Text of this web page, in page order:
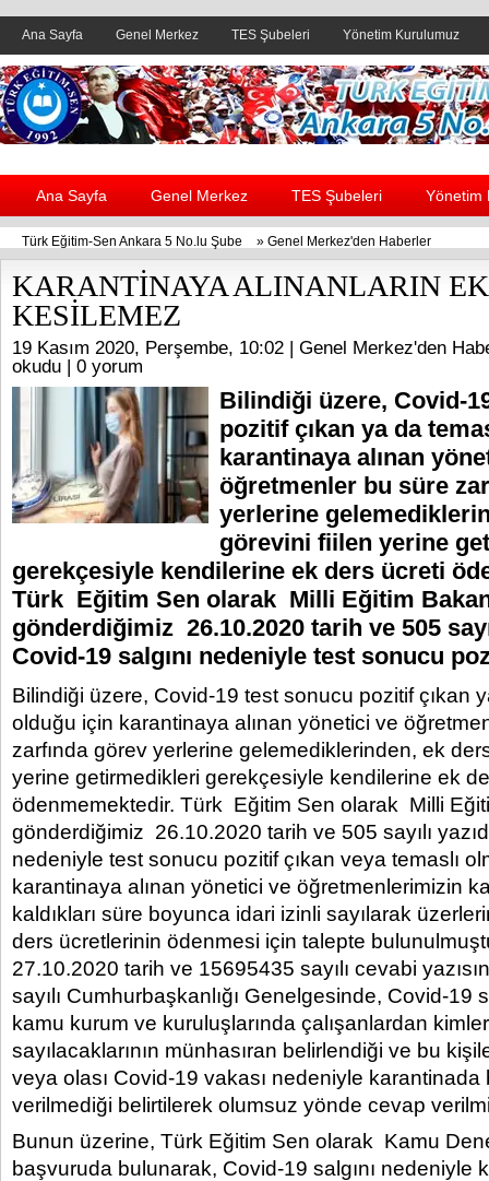
Ana Sayfa Genel Merkez TES Şubeleri Yönetim Kurulumuz
Header yanı reklam alanı
Ana Sayfa Genel Merkez TES Şubeleri Yönetim
Türk Eğitim-Sen Ankara 5 No.lu Şube » Genel Merkez'den Haberler
KARANTİNAYA ALINANLARIN
KESİLEMEZ
19 Kasım 2020, Perşembe, 10:02 | Genel Merkez'den
okudu | 0 yorum
Bilindiği üzere, Covid-
pozitif çıkan ya da
karantinaya alınan
öğretmenler bu süre
yerlerine
görevini fiilen yerine
gerekçesiyle kendilerine ek ders ücreti
Türk Eğitim Sen olarak Milli Eğitim
gönderdiğimiz 26.10.2020 tarih ve 505
Covid-19 salgını nedeniyle test sonucu
Bilindiği üzere, Covid-19 test sonucu pozitif çıkan
olduğu için karantinaya alınan yönetici ve
zarfında görev yerlerine gelemediklerinden, ek
yerine getirmedikleri gerekçesiyle kendilerine ek
ödenmemektedir. Türk Eğitim Sen olarak Milli
gönderdiğimiz 26.10.2020 tarih ve 505 sayılı
nedeniyle test sonucu pozitif çıkan veya temaslı
karantinaya alınan yönetici ve öğretmenlerimizin
kaldıkları süre boyunca idari izinli sayılarak
ders ücretlerinin ödenmesi için talepte
27.10.2020 tarih ve 15695435 sayılı cevabi
sayılı Cumhurbaşkanlığı Genelgesinde, Covid-19
kamu kurum ve kuruluşlarında çalışanlardan
sayılacaklarının münhasıran belirlendiği ve bu
veya olası Covid-19 vakası nedeniyle
verilmediği belirtilerek olumsuz yönde cevap
Bunun üzerine, Türk Eğitim Sen olarak Kamu
başvuruda bulunarak, Covid-19 salgını nedeniyle